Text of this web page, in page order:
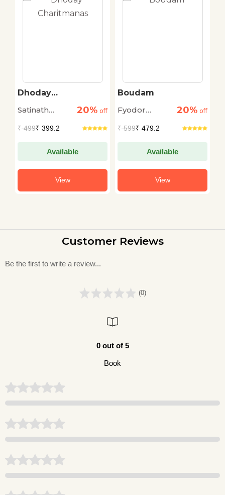
Dhoday
Satinath
20% off
₹499₹ 399.2
Available
View
Boudam
Fyodor
20% off
₹599₹ 479.2
Available
View
Customer Reviews
Be the first to write a review...
(0)
0 out of 5
Book